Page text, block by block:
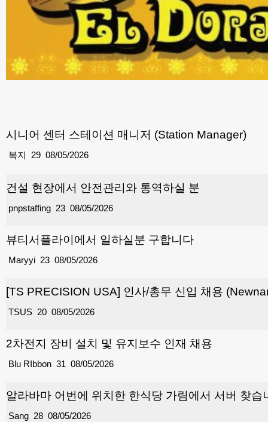
시니어 센터 스테이션 매니저 (Station Manager)
29
복지 08/05/2026
건설 현장에서 안전관리와 통역하실 분
23
pnpstaffing 08/05/2026
뷰티서플라이에서 일하실분 구합니다
23
Maryyi 08/05/2026
[TS PRECISION USA] 인사/총무 신입 채용
20
TSUS 08/05/2026
2차전지 장비 설치 및 유지보수 인재 채용
31
Blu RIbbon 08/05/2026
알라바마 어번에 위치한 한식당 가림에서 서버 찾습
28
Sang 08/05/2026